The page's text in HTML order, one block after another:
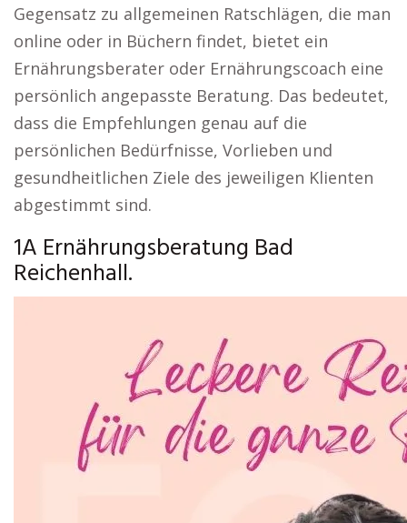
Gegensatz zu allgemeinen Ratschlägen, die man
online oder in Büchern findet, bietet ein
Ernährungsberater oder Ernährungscoach eine
persönlich angepasste Beratung. Das bedeutet,
dass die Empfehlungen genau auf die
persönlichen Bedürfnisse, Vorlieben und
gesundheitlichen Ziele des jeweiligen Klienten
abgestimmt sind.
1A Ernährungsberatung Bad
Reichenhall.